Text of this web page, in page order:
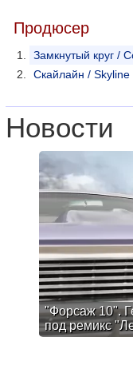
Продюсер
Замкнутый круг /
Скайлайн / Skyline
Новости
"Форсаж 10".
под ремикс